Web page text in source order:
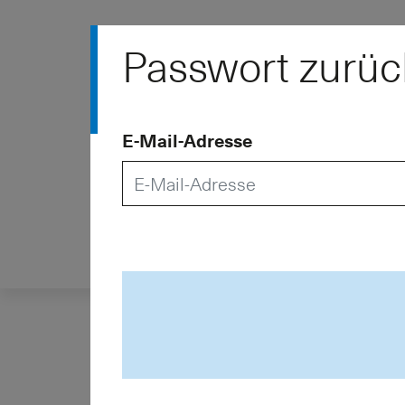
Schweizerischer
für eine starke
Vorsorge
Verband
Passwort
E-Mail-Adresse